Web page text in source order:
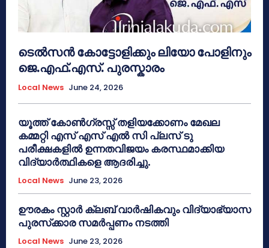
ടെൽസൻ കോട്ടോളിക്കും ലിയോ പോളിനും
ജെ.എഫ്.എസ്. പുരസ്കാരം
Local News June 24, 2026
യൂത്ത് കോൺഗ്രസ്സ് തളിയക്കോണം മേഖല
കമ്മറ്റി എസ് എസ് എൽ സി പ്ലസ് ടു
പരീക്ഷകളിൽ ഉന്നതവിജയം കരസ്ഥമാക്കിയ
വിദ്യാർത്ഥികളെ ആദരിച്ചു.
Local News June 23, 2026
ഊരകം സ്റ്റാർ ക്ലബ് വാർഷികവും വിദ്യാഭ്യാസ
പുരസ്‌ക്കാര സമർപ്പണം നടത്തി
Local News June 23, 2026